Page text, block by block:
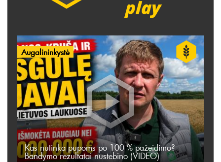
Augalininkystė
Kas nutinka pupoms po 100 % pažeidimo?
Bandymo rezultatai nustebino (VIDEO)